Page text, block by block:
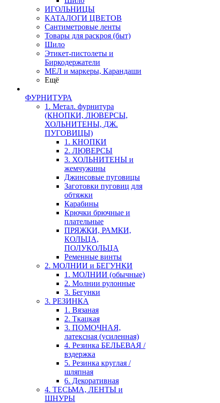
ИГОЛЬНИЦЫ
КАТАЛОГИ ЦВЕТОВ
Сантиметровые ленты
Товары для раскроя (быт)
Шило
Этикет-пистолеты и
Биркодержатели
МЕЛ и маркеры, Карандаши
Ещё
ФУРНИТУРА
1. Метал. фурнитура
(КНОПКИ, ЛЮВЕРСЫ,
ХОЛЬНИТЕНЫ, ДЖ.
ПУГОВИЦЫ)
1. КНОПКИ
2. ЛЮВЕРСЫ
3. ХОЛЬНИТЕНЫ и
жемчужины
Джинсовые пуговицы
Заготовки пуговиц для
обтяжки
Карабины
Крючки брючные и
плательные
ПРЯЖКИ, РАМКИ,
КОЛЬЦА,
ПОЛУКОЛЬЦА
Ременные винты
2. МОЛНИИ и БЕГУНКИ
1. МОЛНИИ (обычные)
2. Молнии рулонные
3. Бегунки
3. РЕЗИНКА
1. Вязаная
2. Ткацкая
3. ПОМОЧНАЯ,
латексная (усиленная)
4. Резинка БЕЛЬЕВАЯ /
вздержка
5. Резинка круглая /
шляпная
6. Декоративная
4. ТЕСЬМА, ЛЕНТЫ и
ШНУРЫ